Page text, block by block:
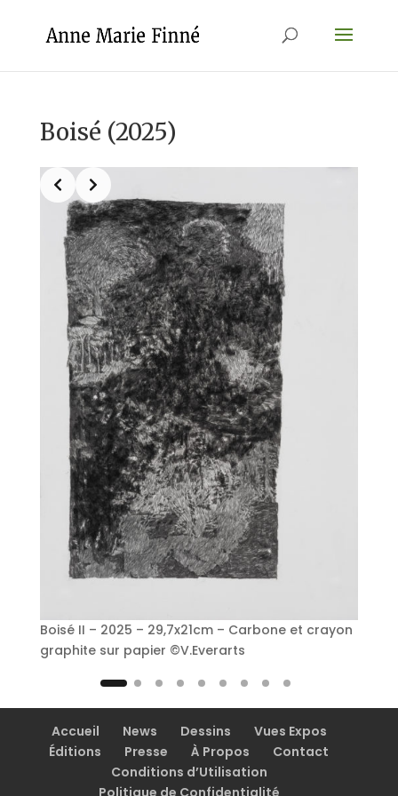
Boisé (2025)
Boisé II – 2025 – 29,7x21cm – Carbone et crayon
graphite sur papier ©V.Everarts
Accueil News Dessins
Vues Expos
Éditions
Presse À Propos
Contact
Conditions d’Utilisation